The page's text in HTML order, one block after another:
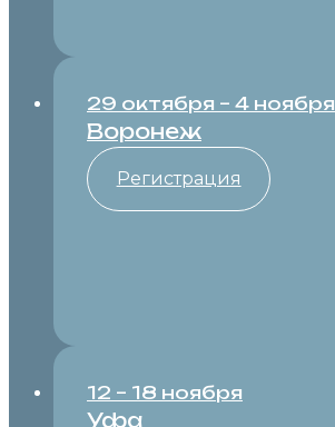
29 октября – 4 ноября
Воронеж
Регистрация
12 – 18 ноября
Уфа